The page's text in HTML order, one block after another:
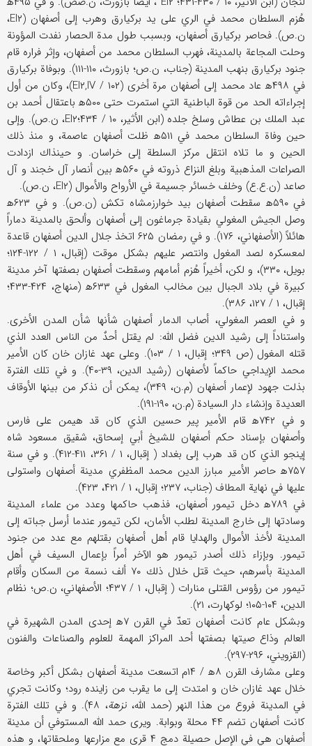
هُزم السلطان محمد في الري على يد بركيارق وهرب إلى أصفهان (EI۲،
ن.ص). فحاصر بركيارق أصفهان، وبسبب طول مدة الحصار نفدت المؤونة
وحلت المجاعة بالمدينة، فهرب السلطان محمد من أصفهان، وإثر فراره قام
جنود بركيارق بنهب المدينة (جناب، ن.ص؛ بازورث، ۱۱۰-۱۱۱). وبوفاة بركيارق
في ۴۹۸ه‍ عاد محمد إلى أصفهان مرة أخرى (EI۲,IV / ۱۰۲)، وكان من أول
إجراءاته الحد من قوة الباطنية التي استمرت حتى ۵۰۰ه‍ باعتقال أحمد بن
عبد الملك بن عطاش وسلخ جلده (ابن الأثير، ۱۰ / ۴۳۴؛EI۲، ن.ص). وإلى
حين وفاة السلطان محمد في ۵۱۱ه‍ ظلت أصفهان عاصمة، و منذ ذلك
الحين و ما تلاه انتقل مركز السلطة إلى خراسان. و حينذاك ازدادت
الصراعات المذهبية وبلغ النزاع ذروته في ۵۶۰ه‍ بين أنصار آل خجند و آل
صاعد (ن.ع.ع) وخلف خسائر جسيمة في الأرواح والأموال (EI۲، ن.ص).
في ۵۹۰ه‍ سقطت أصفهان بيد خوارزمشاه تكش (ن.ص). و في ۶۲۳ه‍
وصل الجيش المغولي بقيادة جرماغون إلى أصفهان وألحق بالمدينة دماراً
هائلاً (الأصفهاني، ۱۷۶). و في رمضان ۶۲۵ اتخذ جلال الدين أصفهان قاعدة
لمعسكره لصد المغول وانتصر عليهم بشكل موقت (إقبال، ۱ / ۱۲۲-۱۲۴؛
بويل، ۳۳۰)، و لكن، أخيراً هُزم أمامهم وسقطت أصفهان بصفتها آخر مدينة
كبيرة في بلاد الجبال بين مخالب المغول في ۶۳۳ه‍ (منهاج، ۴۲۴-۴۳۳؛
إقبال، ۱ / ۱۲۷، ۳۸۶).
و في العصر المغولي، أصاب الدمار أصفهان شأنها شأن المدن الأخرى.
واستناداً إلى رشيد الدين فضل الله: لم يقتل أحدٌ من الناس العدد الذي
قتله المغول (ص ۳۴۹؛ إقبال، ۱ / ۱۰۳). وعلى عهد غازان خان كان الأمير
محمد الإيداجي حاكماً لأصفهان (رشيد الدين، ۳۹-۴۰). و في تلك الفترة
بذلت جهود لإعمار أصفهان (م.ن، ۳۴۹)، يمكن أن نذكر من بينها الأوقاف
العديدة وإنشاء دار السيادة (م.ن، ۱۹۰-۱۹۱).
و في ۷۴۲ه‍ قام الأمير پير حسين الذي كان قد هيمن على فارس
وأصفهان بإسناد حكم أصفهان للشيخ أبي إسحاق، شقيق مسعود شاه
إينجو الذي كان قد هرب إلى بغداد ( إقبال، ۱ / ۳۶۱، ۴۱۱-۴۱۲). و في سنة
۷۵۷ه‍ حاصر الأمير مبارز الدين محمد المظفري مدينة أصفهان واستولى
عليها في نهاية المطاف (جناب، ۲۳۷؛ إقبال، ۱ / ۴۲۱، ۴۲۳).
في ۷۸۹ه‍ دخل تيمور أصفهان، فذهب حاكمها وعدد من علماء المدينة
وسادتها إلى خارج المدينة لطلب الأمان، لكن تيمور عندما أرسل جباته إلى
المدينة لأخذ الأموال والهدايا قام أهل أصفهان بقتلهم مع عدد من جنود
تيمور. وبإزاء ذلك أصدر تيمور هو الآخر أمراً بإعمال السيف في أهل
المدينة بأسرهم، حيث قتل خلال ذلك ۷۰ ألف نسمة من السكان وأقام
تيمور من رؤوس القتلى منارات ( إقبال، ۱ / ۴۳۷؛ الأصفهاني، ن.ص؛ نظام
الدين، ۱۰۴-۱۰۵؛ لوكهارت، ۲۱).
وبشكل عام كانت أصفهان تعدّ في القرن ۷ه‍ إحدى المدن الشهيرة في
العالم وذاع صيتها بصفتها أحد المراكز المهمة للعلوم والصناعات والفنون
(القزويني، ۲۹۶-۲۹۷).
وعلى مشارف القرن ۸ه‍ / ۱۴م اتسعت مدينة أصفهان بشكل أكبر وخاصة
خلال عهد غازان خان و امتدت إلى ما يقرب من زاينده رود؛ وكانت تجري
في المدينة فروع من هذا النهر (حمد الله،نزهة
، ۴۸). و في تلك الفترة
كانت أصفهان تضم ۴۴ محلة وبوابة. ويرى حمد الله المستوفي أن مدينة
أصفهان هي في الإصل حصيلة دمج ۴ قرى مع مزارعها وملحقاتها، و هذه